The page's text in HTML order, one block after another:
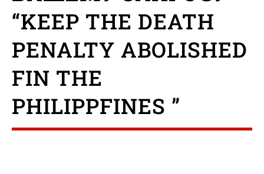
“KEEP THE DEATH
PENALTY ABOLISHED
FIN THE
PHILIPPFINES ”